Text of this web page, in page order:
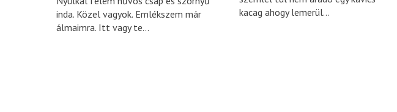
kacag ahogy lemerül...
inda. Közel vagyok. Emlékszem már
álmaimra. Itt vagy te...